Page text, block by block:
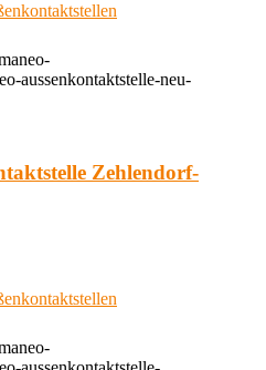
aussenkontaktstelle-neu-
Zehlendorf-